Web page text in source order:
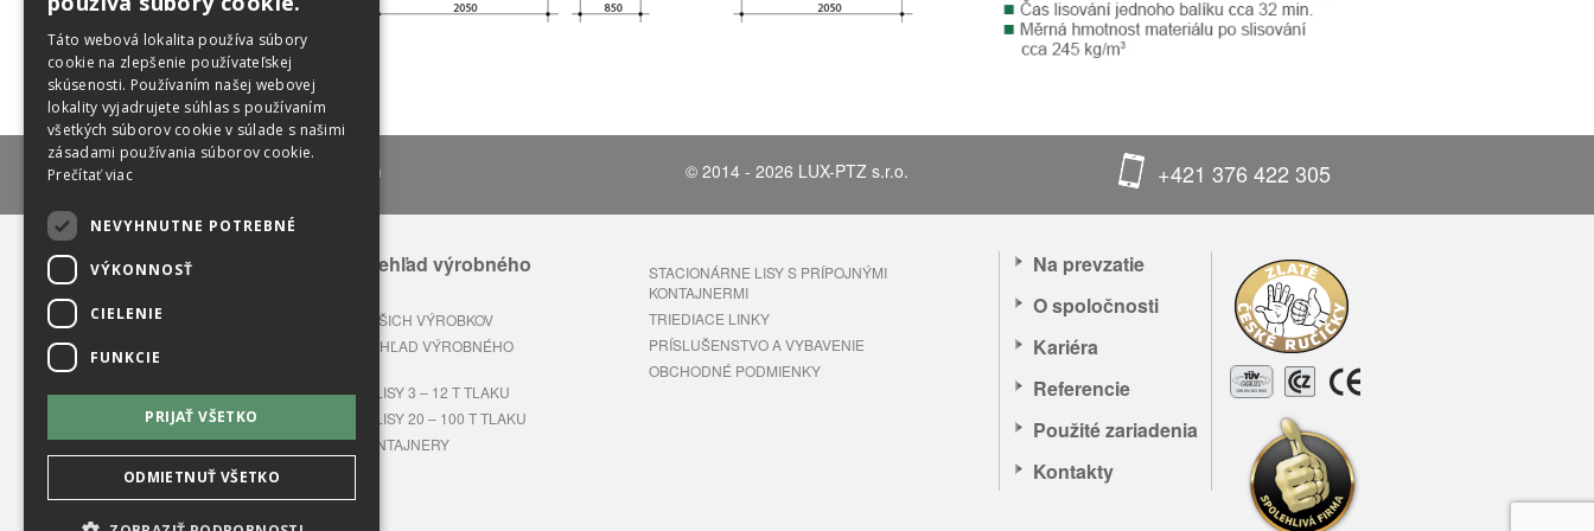
lux@lux-sk.com © 2014 - 2026 LUX-PTZ s.r.o. +421 376 422 305
Celkový prehľad výrobného
APLIKÁCIA NAŠICH VÝROBKOV
CELKOVÝ PREHĽAD VÝROBNÉHO
BALÍKOVACIE LISY 3 – 12 T TLAKU
BALÍKOVACIE LISY 20 – 100 T TLAKU
LISOVACIE KONTAJNERY
STACIONÁRNE LISY S PRÍPOJNÝMI
KONTAJNERMI
TRIEDIACE LINKY
PRÍSLUŠENSTVO A VYBAVENIE
OBCHODNÉ PODMIENKY
Na prevzatie
O spoločnosti
Kariéra
Referencie
Použité zariadenia
Kontakty
Táto webová lokalita používa súbory
cookie na zlepšenie používateľskej
skúsenosti. Používaním našej webovej
lokality vyjadrujete súhlas s používaním
všetkých súborov cookie v súlade s našimi
zásadami používania súborov cookie.
Prečítať viac
NEVYHNUTNE POTREBNÉ
VÝKONNOSŤ
CIELENIE
FUNKCIE
PRIJAŤ VŠETKO
ODMIETNUŤ VŠETKO